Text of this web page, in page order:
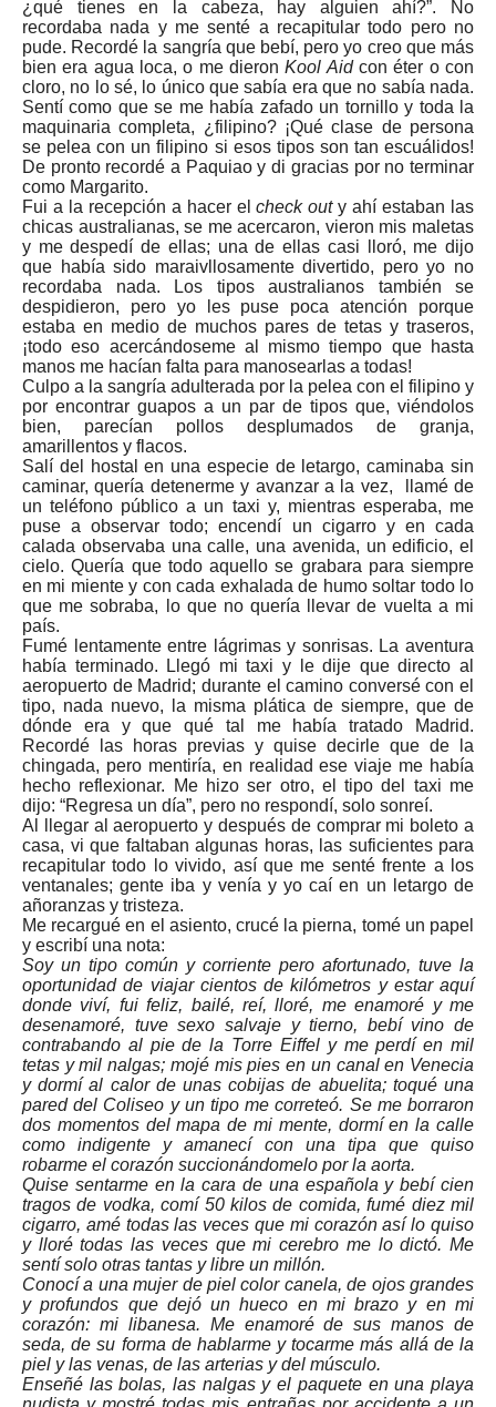
¿qué tienes en la cabeza, hay alguien ahí?”. No
recordaba nada y me senté a recapitular todo pero no
pude. Recordé la sangría que bebí, pero yo creo que más
bien era agua loca, o me dieronKool Aidcon éter o con
cloro, no lo sé, lo único que sabía era que no sabía nada.
Sentí como que se me había zafado un tornillo y toda la
maquinaria completa, ¿filipino? ¡Qué clase de persona
se pelea con un filipino si esos tipos son tan escuálidos!
De pronto recordé a Paquiao y di gracias por no terminar
como Margarito.
Fui a la recepción a hacer elcheck outy ahí estaban las
chicas australianas, se me acercaron, vieron mis maletas
y me despedí de ellas; una de ellas casi lloró, me dijo
que había sido maraivllosamente divertido, pero yo no
recordaba nada. Los tipos australianos también se
despidieron, pero yo les puse poca atención porque
estaba en medio de muchos pares de tetas y traseros,
¡todo eso acercándoseme al mismo tiempo que hasta
manos me hacían falta para manosearlas a todas!
Culpo a la sangría adulterada por la pelea con el filipino y
por encontrar guapos a un par de tipos que, viéndolos
bien, parecían pollos desplumados de granja,
amarillentos y flacos.
Salí del hostal en una especie de letargo, caminaba sin
caminar, quería detenerme y avanzar a la vez, llamé de
un teléfono público a un taxi y, mientras esperaba, me
puse a observar todo; encendí un cigarro y en cada
calada observaba una calle, una avenida, un edificio, el
cielo. Quería que todo aquello se grabara para siempre
en mi miente y con cada exhalada de humo soltar todo lo
que me sobraba, lo que no quería llevar de vuelta a mi
país.
Fumé lentamente entre lágrimas y sonrisas. La aventura
había terminado. Llegó mi taxi y le dije que directo al
aeropuerto de Madrid; durante el camino conversé con el
tipo, nada nuevo, la misma plática de siempre, que de
dónde era y que qué tal me había tratado Madrid.
Recordé las horas previas y quise decirle que de la
chingada, pero mentiría, en realidad ese viaje me había
hecho reflexionar. Me hizo ser otro, el tipo del taxi me
dijo: “Regresa un día”, pero no respondí, solo sonreí.
Al llegar al aeropuerto y después de comprar mi boleto a
casa, vi que faltaban algunas horas, las suficientes para
recapitular todo lo vivido, así que me senté frente a los
ventanales; gente iba y venía y yo caí en un letargo de
añoranzas y tristeza.
Me recargué en el asiento, crucé la pierna, tomé un papel
y escribí una nota:
Soy un tipo común y corriente pero afortunado, tuve la
oportunidad de viajar cientos de kilómetros y estar aquí
donde viví, fui feliz, bailé, reí, lloré, me enamoré y me
desenamoré, tuve sexo salvaje y tierno, bebí vino de
contrabando al pie de la Torre Eiffel y me perdí en mil
tetas y mil nalgas; mojé mis pies en un canal en Venecia
y dormí al calor de unas cobijas de abuelita; toqué una
pared del Coliseo y un tipo me correteó. Se me borraron
dos momentos del mapa de mi mente, dormí en la calle
como indigente y amanecí con una tipa que quiso
robarme el corazón succionándomelo por la aorta.
Quise sentarme en la cara de una española y bebí cien
tragos de vodka, comí 50 kilos de comida, fumé diez mil
cigarro, amé todas las veces que mi corazón así lo quiso
y lloré todas las veces que mi cerebro me lo dictó. Me
sentí solo otras tantas y libre un millón.
Conocí a una mujer de piel color canela, de ojos grandes
y profundos que dejó un hueco en mi brazo y en mi
corazón: mi libanesa. Me enamoré de sus manos de
seda, de su forma de hablarme y tocarme más allá de la
piel y las venas, de las arterias y del músculo.
Enseñé las bolas, las nalgas y el paquete en una playa